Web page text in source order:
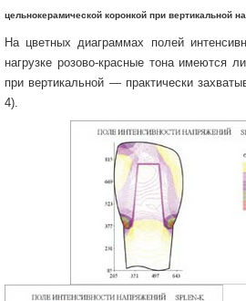
цельнокерамической коронкой при вертикальной
На цветных диаграммах полей
нагрузке розово-красные тона имеются
при вертикальной — практически
4).